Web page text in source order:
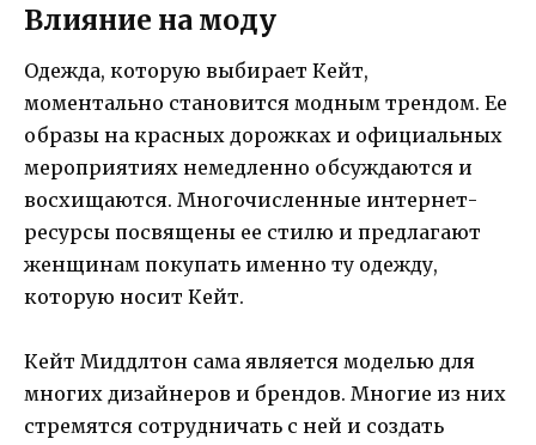
Влияние на моду
Одежда, которую выбирает Кейт,
моментально становится модным трендом. Ее
образы на красных дорожках и официальных
мероприятиях немедленно обсуждаются и
восхищаются. Многочисленные интернет-
ресурсы посвящены ее стилю и предлагают
женщинам покупать именно ту одежду,
которую носит Кейт.
Кейт Миддлтон сама является моделью для
многих дизайнеров и брендов. Многие из них
стремятся сотрудничать с ней и создать